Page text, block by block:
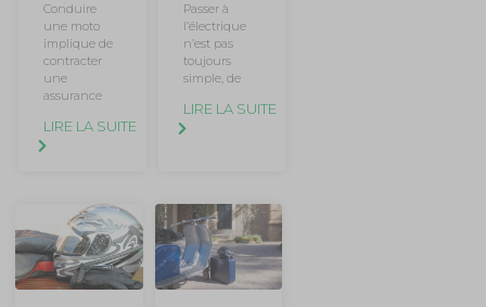
Conduire
une moto
implique de
contracter
une
assurance
LIRE LA SUITE
Passer à
l’électrique
n’est pas
toujours
simple, de
LIRE LA SUITE